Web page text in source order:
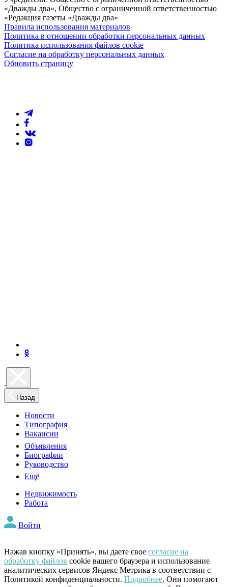
«Дважды два», Общество с ограниченной ответственностью
«Редакция газеты «Дважды два»
Правила использования материалов
Политика в отношении обработки персональных данных
Политика использования файлов cookie
Согласие на обработку персональных данных
Обновить страницу
Назад
Новости
Типография
Вакансии
Объявления
Биографии
Руководство
Ещё
Недвижимость
Работа
Войти
Нажав кнопку «Принять», вы даете свое согласие на
обработку файлов cookie вашего браузера и использование
аналитических сервисов Яндекс Метрика в соответствии с
Политикой конфиденциальности. Подробнее. Они помогают